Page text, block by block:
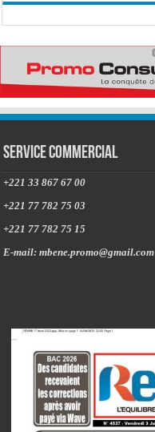
Service commercial
+221 33 867 67 00
+221 77 782 75 03
+221 77 782 75 15
E-mail: mbene.promo@gmail.com